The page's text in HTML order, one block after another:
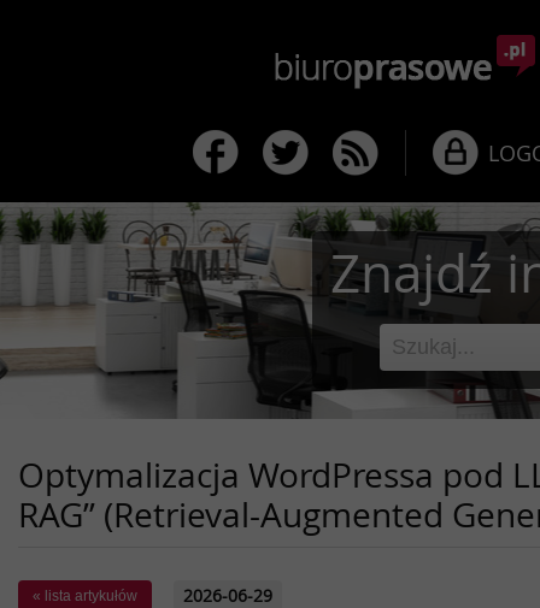
Znajdź
Optymalizacja WordPressa pod
RAG” (Retrieval-Augmented
« lista artykułów 2026-06-29